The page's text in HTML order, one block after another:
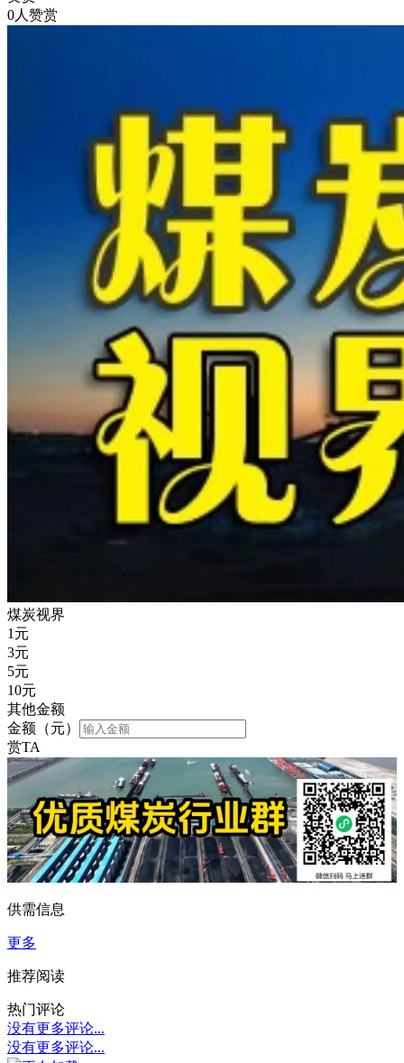
0人赞赏
煤炭视界
1 元
3元
5元
10元
其他金额
金额（元）
赏TA
供需信息
更多
推荐阅读
热门评论
没有更多评论...
没有更多评论...